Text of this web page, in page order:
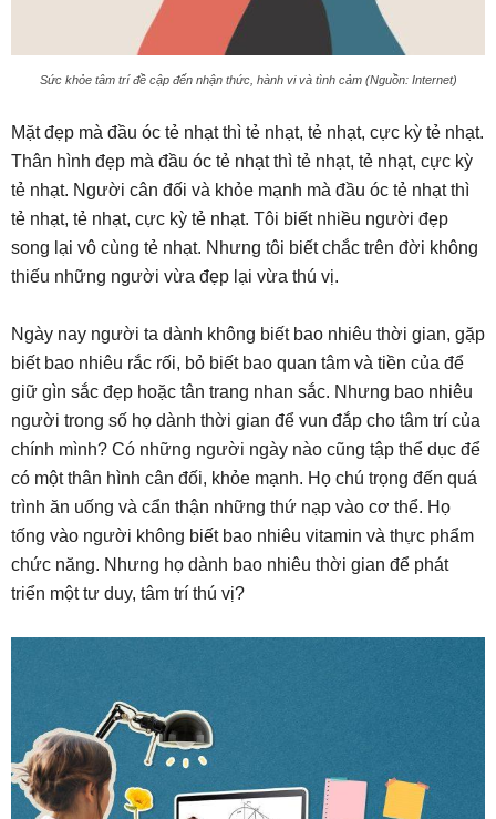
Sức khỏe tâm trí đề cập đến nhận thức, hành vi và tình cảm (Nguồn: Internet)
Mặt đẹp mà đầu óc tẻ nhạt thì tẻ nhạt, tẻ nhạt, cực kỳ tẻ nhạt.
Thân hình đẹp mà đầu óc tẻ nhạt thì tẻ nhạt, tẻ nhạt, cực kỳ
tẻ nhạt. Người cân đối và khỏe mạnh mà đầu óc tẻ nhạt thì
tẻ nhạt, tẻ nhạt, cực kỳ tẻ nhạt. Tôi biết nhiều người đẹp
song lại vô cùng tẻ nhạt. Nhưng tôi biết chắc trên đời không
thiếu những người vừa đẹp lại vừa thú vị.
Ngày nay người ta dành không biết bao nhiêu thời gian, gặp
biết bao nhiêu rắc rối, bỏ biết bao quan tâm và tiền của để
giữ gìn sắc đẹp hoặc tân trang nhan sắc. Nhưng bao nhiêu
người trong số họ dành thời gian để vun đắp cho tâm trí của
chính mình? Có những người ngày nào cũng tập thể dục để
có một thân hình cân đối, khỏe mạnh. Họ chú trọng đến quá
trình ăn uống và cẩn thận những thứ nạp vào cơ thể. Họ
tống vào người không biết bao nhiêu vitamin và thực phẩm
chức năng. Nhưng họ dành bao nhiêu thời gian để phát
triển một tư duy, tâm trí thú vị?